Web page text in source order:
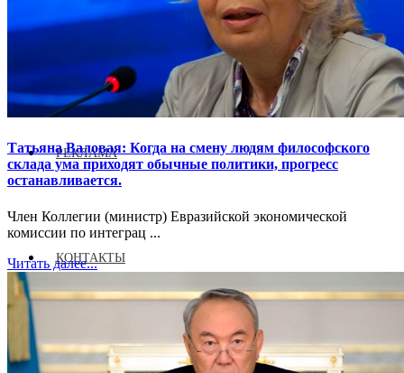
РЕКЛАМА
КОНТАКТЫ
Татьяна Валовая: Когда на смену людям философского
склада ума приходят обычные политики, прогресс
останавливается.
Член Коллегии (министр) Евразийской экономической
комиссии по интеграц ...
Читать далее...